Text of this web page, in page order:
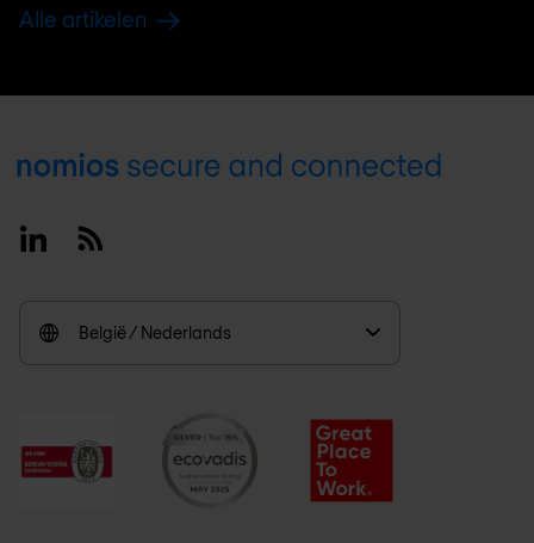
Alle artikelen
Footer
LinkedinRSS
België / Nederlands